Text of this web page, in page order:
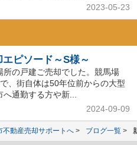
2023-05-23
ピソード～S様～
の戸建ご売却でした。競馬場
、街自体は50年位前からの大型
通勤する方や新...
2024-09-09
不動産売却サポートへ ブログ一覧